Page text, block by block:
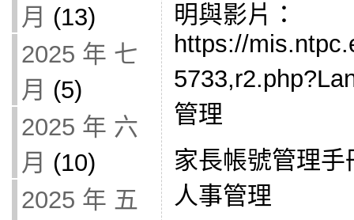
月 (13)
2025 年 七
月 (5)
2025 年 六
月 (10)
2025 年 五
明與影片：
https://
管理
家長帳號管理
人事管理